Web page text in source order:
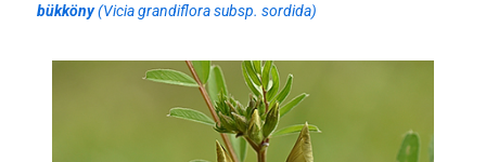
bükköny(Vicia grandiflora subsp. sordida)